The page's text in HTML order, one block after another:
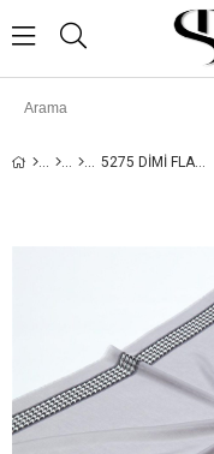
5275 DIMI FLAMLI POLOIST EŞARP